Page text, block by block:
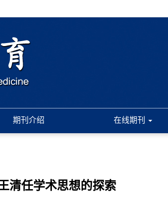
期刊介绍 在线期刊
清任学术思想的探索